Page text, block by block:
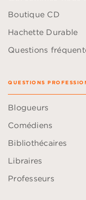
Boutique CD
Hachette Durable
Questions
QUESTIONS
Blogueurs
Comédiens
Bibliothécaires
Libraires
Professeurs